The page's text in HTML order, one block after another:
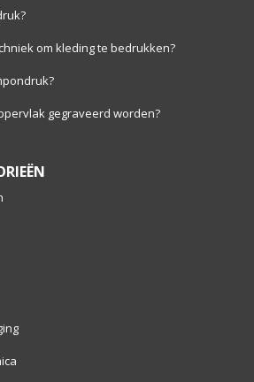
om kleding te bedrukken?
gegraveerd worden?